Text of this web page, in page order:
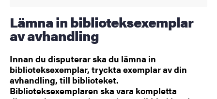
Lämna in biblioteksexemplar
av avhandling
Innan du disputerar ska du lämna in
biblioteksexemplar, tryckta exemplar av din
avhandling, till biblioteket.
Biblioteksexemplaren ska vara kompletta